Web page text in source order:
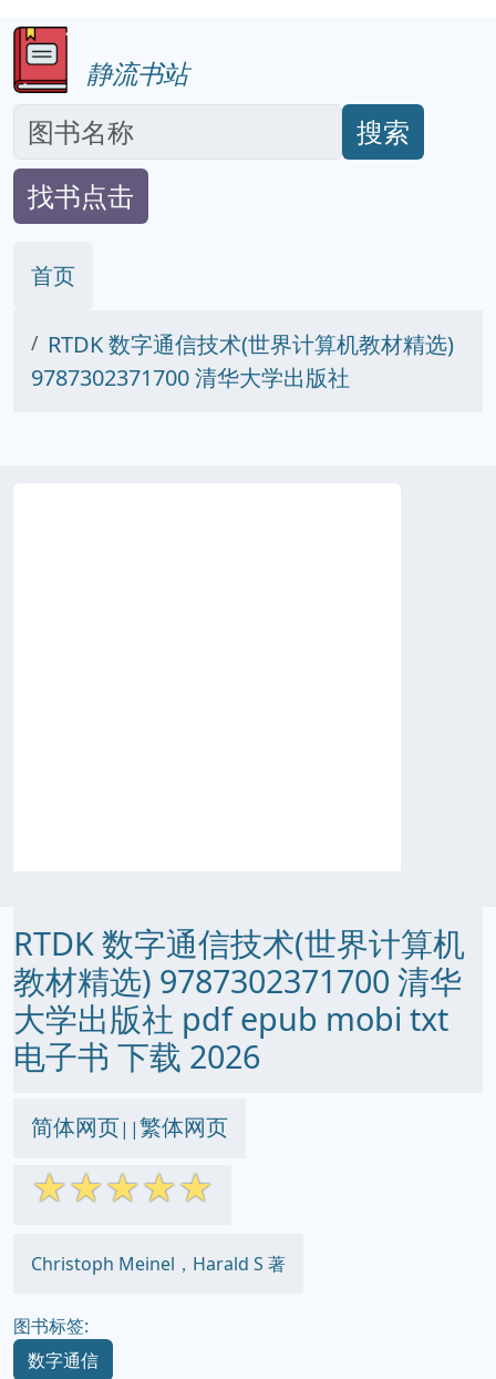
静流书站
搜索
找书点击
首页
RTDK 数字通信技术(世界计算机教材精选)
9787302371700 清华大学出版社
RTDK 数字通信技术(世界计算机
教材精选) 9787302371700 清华
大学出版社 pdf epub mobi txt
电子书 下载 2026
简体网页||繁体网页
☆☆☆☆☆
Christoph Meinel，Harald S 著
图书标签:
数字通信